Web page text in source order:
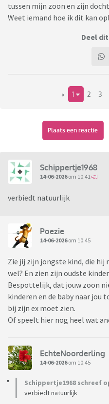
tussen mijn zoon en zijn
Weet iemand hoe ik dit kan
Deel
« 1 2 3
Plaats een reactie
Schippertje1968
14-06-2026om 10:41
verbiedt natuurlijk
Poezie
14-06-2026om 10:45
Zie jij zijn jongste kind, die hij
wel? En zien zijn oudste
Bespottelijk, dat jouw zoon
kinderen en de baby naar jou
bij zijn ex moet zien.
Of speelt hier nog heel wat
EchteNoorderling
14-06-2026om 10:45
Schippertje1968 schreef
verbiedt natuurlijk